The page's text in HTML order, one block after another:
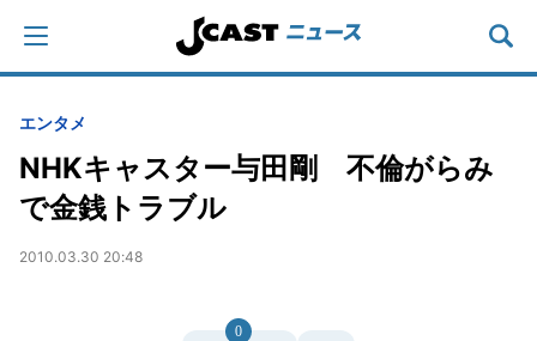
エンタメ
NHKキャスター与田剛 不倫がらみ
で金銭トラブル
2010.03.30 20:48
0